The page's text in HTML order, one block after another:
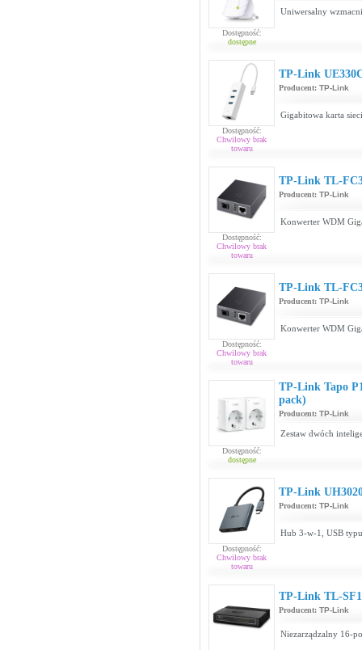
Dostępność:
dostępne
Uniwersalny
Dostępność:
Chwilowy brak
towaru
TP-Link
Producent: TP-Link
Gigabitowa karta
Dostępność:
Chwilowy brak
towaru
TP-Link TL-
Producent: TP-Link
Konwerter WDM
Dostępność:
Chwilowy brak
towaru
TP-Link TL-
Producent: TP-Link
Konwerter WDM
Dostępność:
dostępne
TP-Link Tapo
pack)
Producent: TP-Link
Zestaw dwóch
Dostępność:
Chwilowy brak
towaru
TP-Link
Producent: TP-Link
Hub 3-w-1, USB
TP-Link TL-
Producent: TP-Link
Niezarządzalny 16-